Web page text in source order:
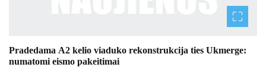
Pradedama A2 kelio viaduko rekonstrukcija ties Ukmerge:
numatomi eismo pakeitimai